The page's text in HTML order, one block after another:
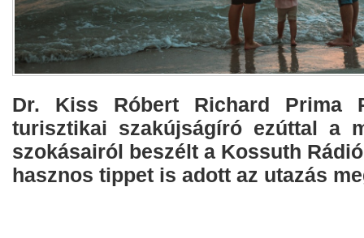
Dr. Kiss Róbert Richard Prima
turisztikai szakújságíró ezúttal a
szokásairól beszélt a Kossuth
hasznos tippet is adott az utazás